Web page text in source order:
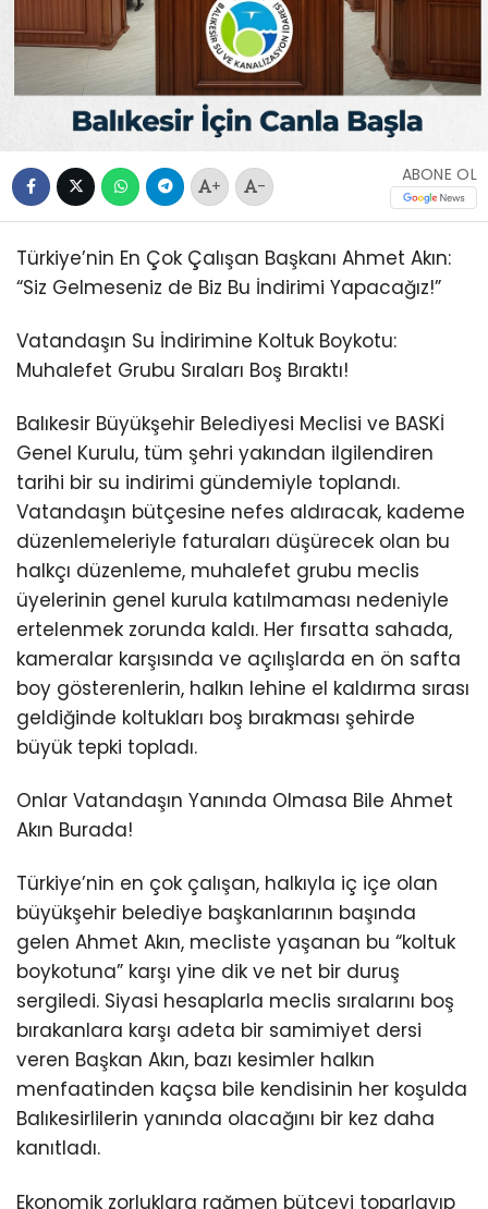
+ -
ABONE OL
Türkiye’nin En Çok Çalışan Başkanı Ahmet Akın:
“Siz Gelmeseniz de Biz Bu İndirimi Yapacağız!”
Vatandaşın Su İndirimine Koltuk Boykotu:
Muhalefet Grubu Sıraları Boş Bıraktı!
Balıkesir Büyükşehir Belediyesi Meclisi ve BASKİ
Genel Kurulu, tüm şehri yakından ilgilendiren
tarihi bir su indirimi gündemiyle toplandı.
Vatandaşın bütçesine nefes aldıracak, kademe
düzenlemeleriyle faturaları düşürecek olan bu
halkçı düzenleme, muhalefet grubu meclis
üyelerinin genel kurula katılmaması nedeniyle
ertelenmek zorunda kaldı. Her fırsatta sahada,
kameralar karşısında ve açılışlarda en ön safta
boy gösterenlerin, halkın lehine el kaldırma sırası
geldiğinde koltukları boş bırakması şehirde
büyük tepki topladı.
Onlar Vatandaşın Yanında Olmasa Bile Ahmet
Akın Burada!
Türkiye’nin en çok çalışan, halkıyla iç içe olan
büyükşehir belediye başkanlarının başında
gelen Ahmet Akın, mecliste yaşanan bu “koltuk
boykotuna” karşı yine dik ve net bir duruş
sergiledi. Siyasi hesaplarla meclis sıralarını boş
bırakanlara karşı adeta bir samimiyet dersi
veren Başkan Akın, bazı kesimler halkın
menfaatinden kaçsa bile kendisinin her koşulda
Balıkesirlilerin yanında olacağını bir kez daha
kanıtladı.
Ekonomik zorluklara rağmen bütçeyi toparlayıp